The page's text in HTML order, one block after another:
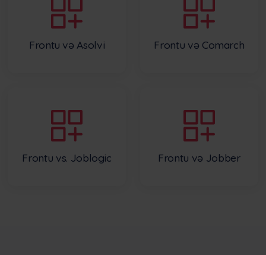
Frontu və Asolvi Frontu və Comarch
Frontu vs. Joblogic Frontu və Jobber